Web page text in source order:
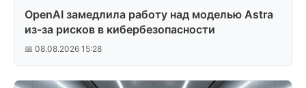
OpenAI замедлила работу над моделью Astra
из-за рисков в кибербезопасности
📅 08.08.2026 15:28